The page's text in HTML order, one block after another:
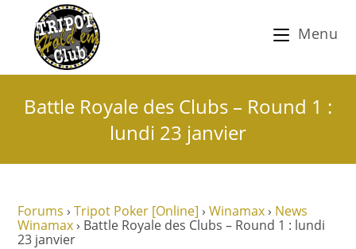
Menu
Battle Royale des Clubs – Round 1 :
lundi 23 janvier
Forums › Tripot Poker [Online] › Winamax › News
Winamax › Battle Royale des Clubs – Round 1 : lundi
23 janvier